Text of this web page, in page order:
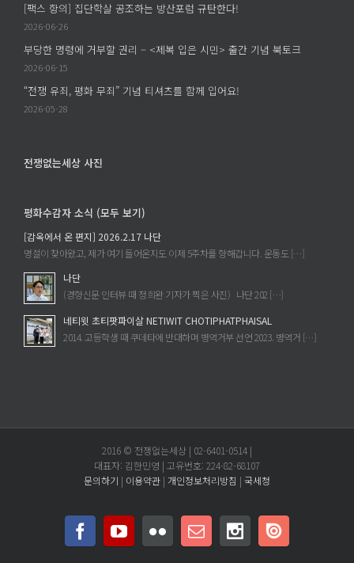
색
에
[팩스 항의] 집단학살 공조하는 방산포럼 규탄한다!
2026-06-26
부당한 명령에 거부할 권리 – <제복 입은 시민> 출간 기념 북토크
2026-06-15
“전쟁 유죄, 평화 무죄” 기념 티셔츠를 함께 입어요!
2026-05-28
전쟁없는세상 사진
평화수감자 소식 (모두 보기)
[감옥에서 온 편지] 2026.2.17 나단
명절이 찾아왔고, 제가 여기 들어온지도 이제 5주차를 향해갑니다. 운동도 […]
나단
(경향신문 인터뷰 때 정희완 기자가 찍은 사진) 나단 202 […]
네티윗 초티팟파이살 NETIWIT CHOTIPHATPHAISAL
2014. 고등학생 때 쿠데타에 반대하며 병역거부 선언 2023. 병역거 […]
2016 © 전쟁없는세상 | 02-6401-0514 |
대표자: 김한민영 | 고유번호: 224-82-68107
문의하기 | 이용약관 | 개인정보처리방침 | 국세청